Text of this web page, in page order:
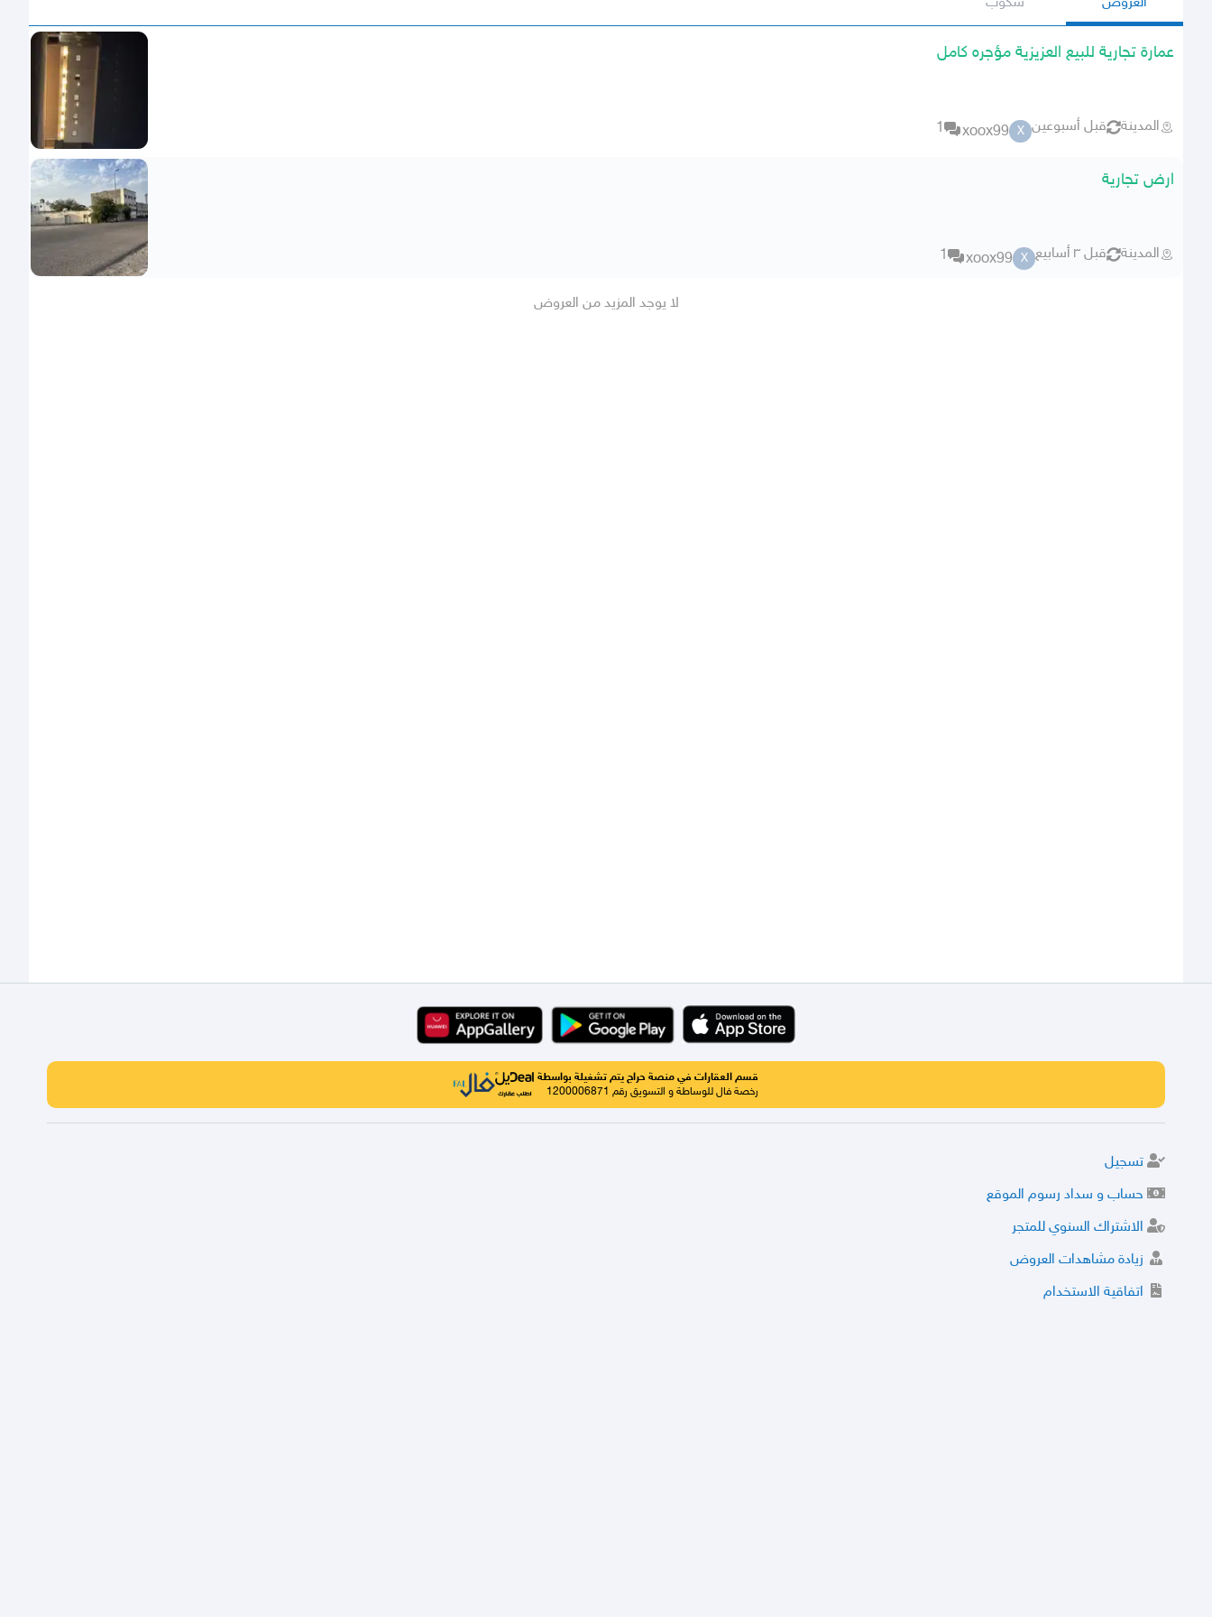
عمارة تجارية للبيع العزيزية مؤجره كامل
المدينة قبل أسبوعين X
xoox99
1
ارض تجارية
المدينة قبل ٣ أسابيع X
xoox99
1
لا يوجد المزيد من العروض
قسم العقارات في منصة حراج يتم تشغيلة بواسطة
رخصة فال للوساطة و التسويق رقم 1200006871
تسجيل
حساب و سداد رسوم الموقع
الاشتراك السنوي للمتجر
زيادة مشاهدات العروض
اتفاقية الاستخدام